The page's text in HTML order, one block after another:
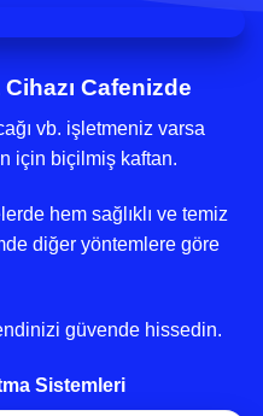
Cafenizde
vb. işletmeniz varsa
için biçilmiş kaftan.
hem sağlıklı ve temiz
diğer yöntemlere göre
güvende hissedin.
Sistemleri